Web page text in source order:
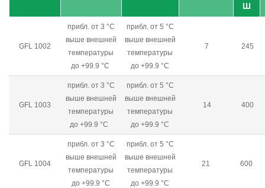
Ш
GFL 1002
прибл. от 3 °C
выше внешней
температуры
до +99.9 °C
прибл. от 5 °C
выше внешней
температуры
до +99.9 °C
7 245
GFL 1003
прибл. от 3 °C
выше внешней
температуры
до +99.9 °C
прибл. от 5 °C
выше внешней
температуры
до +99.9 °C
14 400
GFL 1004
прибл. от 3 °C
выше внешней
температуры
до +99.9 °C
прибл. от 5 °C
выше внешней
температуры
до +99.9 °C
21 600